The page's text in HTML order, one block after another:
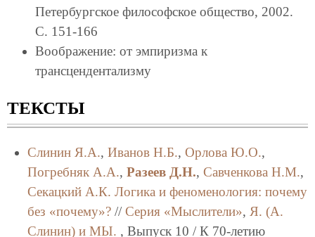
Петербургское философское общество, 2002.
С. 151-166
Воображение: от эмпиризма к
трансцендентализму
ТЕКСТЫ
Слинин Я.А., Иванов Н.Б., Орлова Ю.О.,
Погребняк А.А., Разеев Д.Н., Савченкова Н.М.,
Секацкий А.К. Логика и феноменология: почему
без «почему»?// Серия «Мыслители», Я. (А.
Слинин) и МЫ. , Выпуск 10 / К 70-летию